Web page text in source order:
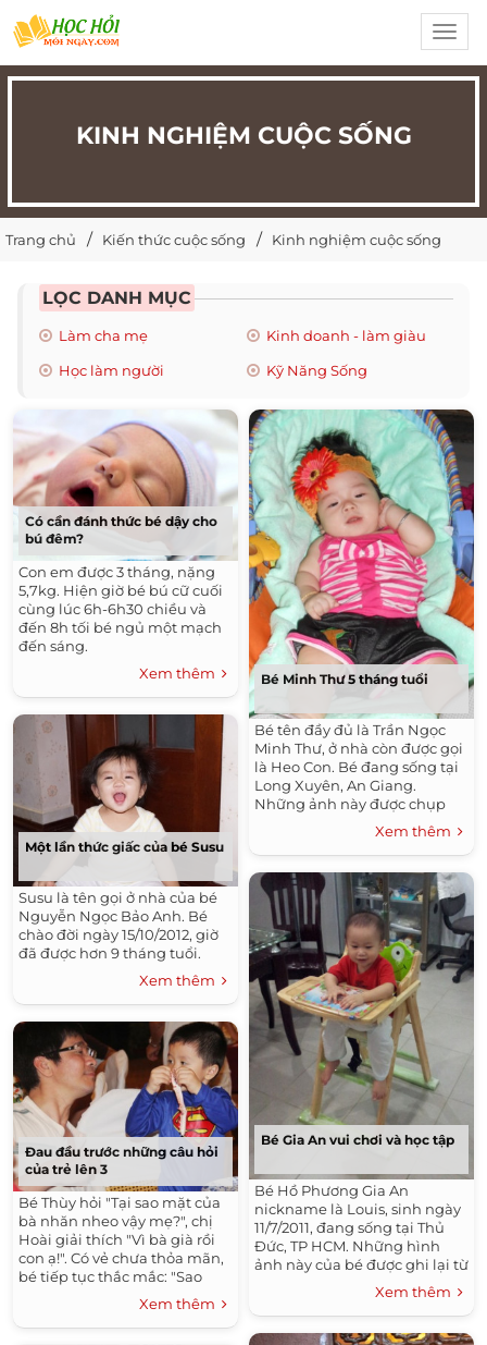
KINH NGHIỆM CUỘC SỐNG
Trang chủ Kiến thức cuộc sống Kinh nghiệm cuộc sống
LỌC DANH MỤC
Làm cha mẹ
Kinh doanh - làm giàu
Học làm người
Kỹ Năng Sống
Có cần đánh thức bé dậy cho
bú đêm?
Con em được 3 tháng, nặng
5,7kg. Hiện giờ bé bú cữ cuối
cùng lúc 6h-6h30 chiều và
đến 8h tối bé ngủ một mạch
đến sáng.
Xem thêm
Một lần thức giấc của bé Susu
Susu là tên gọi ở nhà của bé
Nguyễn Ngọc Bảo Anh. Bé
chào đời ngày 15/10/2012, giờ
đã được hơn 9 tháng tuổi.
Xem thêm
Đau đầu trước những câu hỏi
của trẻ lên 3
Bé Thùy hỏi "Tại sao mặt của
bà nhăn nheo vậy mẹ?", chị
Hoài giải thích "Vì bà già rồi
con ạ!". Có vẻ chưa thỏa mãn,
bé tiếp tục thắc mắc: "Sao
mặt mẹ không nhăn như bà",
"Sao con không nhăn...", khiến
người mẹ trẻ phát bực.
Xem thêm
Bé Minh Thư 5 tháng tuổi
Bé tên đầy đủ là Trần Ngọc
Minh Thư, ở nhà còn được gọi
là Heo Con. Bé đang sống tại
Long Xuyên, An Giang.
Những ảnh này được chụp
vào ngày 2/8, khi chỉ còn thiếu
3 hôm nữa là bé tròn 5 tháng
tuổi.
Xem thêm
Bé Gia An vui chơi và học tập
Bé Hồ Phương Gia An
nickname là Louis, sinh ngày
11/7/2011, đang sống tại Thủ
Đức, TP HCM. Những hình
ảnh này của bé được ghi lại từ
năm 2012, ban ngày ba mẹ đi
làm, Gia An ở nhà được bà
ngoại chăm sóc, dạy bảo.
Xem thêm